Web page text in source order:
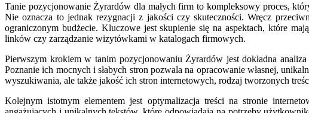
Tanie pozycjonowanie Żyrardów dla małych firm to kompleksowy proces,
Nie oznacza to jednak rezygnacji z jakości czy skuteczności. Wręcz
ograniczonym budżecie. Kluczowe jest skupienie się na aspektach, które
linków czy zarządzanie wizytówkami w katalogach firmowych.
Pierwszym krokiem w tanim pozycjonowaniu Żyrardów jest dokładna
Poznanie ich mocnych i słabych stron pozwala na opracowanie własnej,
wyszukiwania, ale także jakość ich stron internetowych, rodzaj tworzonych
Kolejnym istotnym elementem jest optymalizacja treści na stronie